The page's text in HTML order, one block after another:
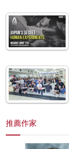
推薦作家